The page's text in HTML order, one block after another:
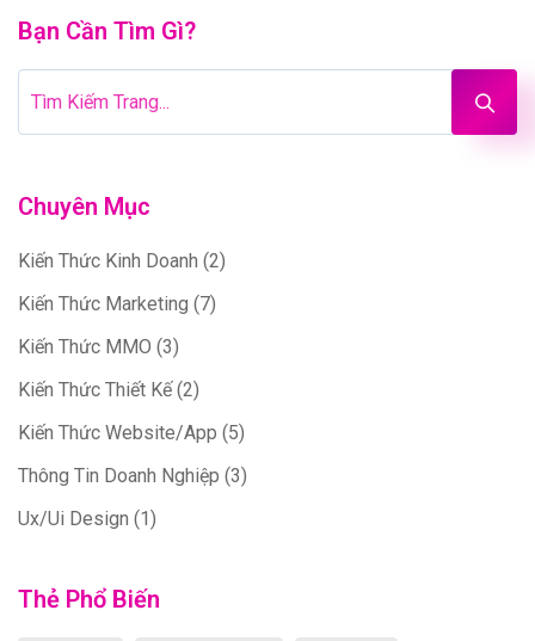
Bạn Cần Tìm Gì?
Chuyên Mục
Kiến Thức Kinh Doanh (2)
Kiến Thức Marketing (7)
Kiến Thức MMO (3)
Kiến Thức Thiết Kế(2)
Kiến Thức Website/App (5)
Thông Tin Doanh Nghiệp (3)
Ux/Ui Design (1)
Thẻ Phổ Biến